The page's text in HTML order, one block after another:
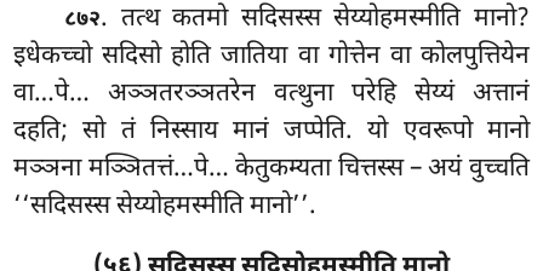
८७२. तत्थ कतमो सदिसस्स सेय्योहमस्मीति मानो?
इधेकच्चो सदिसो होति जातिया वा गोत्तेन वा कोलपुत्तियेन
वा…पे… अञ्ञतरञ्ञतरेनवत्थुना परेहि सेय्यं अत्तानं
दहति; सो तं निस्साय मानं जप्पेति. यो एवरूपो मानो
मञ्ञना मञ्ञितत्तं…पे… केतुकम्यता चित्तस्स – अयं वुच्चति
‘‘सदिसस्स सेय्योहमस्मीति मानो’’.